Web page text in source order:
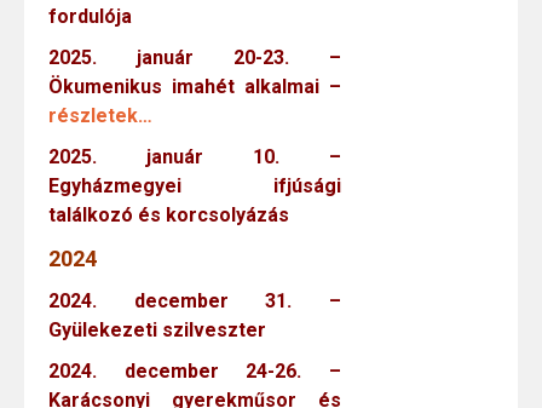
fordulója
2025. január 20-23. –
Ökumenikus imahét alkalmai –
részletek…
2025. január 10. –
Egyházmegyei ifjúsági
találkozó és korcsolyázás
2024
2024. december 31. –
Gyülekezeti szilveszter
2024. december 24-26. –
Karácsonyi gyerekműsor és